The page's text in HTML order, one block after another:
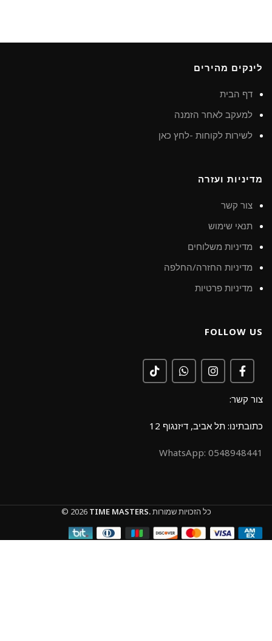
לינקים מהירים
דף הבית
למעקב לאחר הזמנה
לשירות לקוחות -לחץ כאן
מדיניות ועזרה
צור קשר
תנאי שימוש
מדיניות משלוחים
מדיניות החזרה/החלפה
מדיניות פרטיות
FOLLOW US
צור קשר:
כתובתינו: תל אביב, דיזנגוף 12
0548948441 :WhatsApp
© 2026 TIME MASTERS.כל הזכויות שמורות